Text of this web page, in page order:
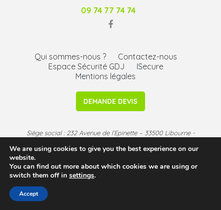
09 74 77 74 74
Qui sommes-nous ?
Contactez-nous
Espace Sécurité GDJ
ISecure
Mentions légales
DEMANDE DEVIS
Siège social : 232 Avenue de l’Epinette – 33500 Libourne -
CGU
We are using cookies to give you the best experience on our
website.
You can find out more about which cookies we are using or
switch them off in settings.
Accept